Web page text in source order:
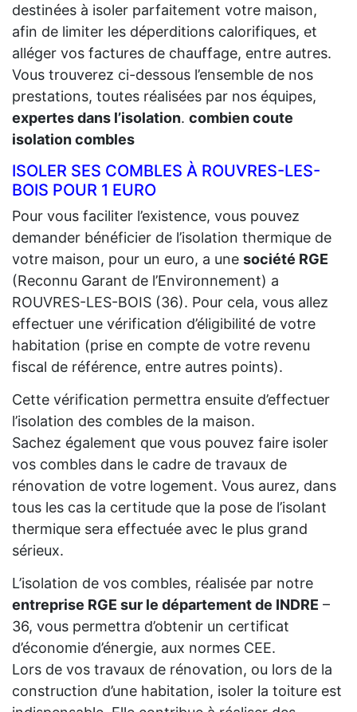
destinées à isoler parfaitement votre maison,
afin de limiter les déperditions calorifiques, et
alléger vos factures de chauffage, entre autres.
Vous trouverez ci-dessous l’ensemble de nos
prestations, toutes réalisées par nos équipes,
expertes dans l’isolation. combien coute
isolation combles
ISOLER SES COMBLES À ROUVRES-LES-
BOIS POUR 1 EURO
Pour vous faciliter l’existence, vous pouvez
demander bénéficier de l’isolation thermique de
votre maison, pour un euro, a une société RGE
(Reconnu Garant de l’Environnement) a
ROUVRES-LES-BOIS (36). Pour cela, vous allez
effectuer une vérification d’éligibilité de votre
habitation (prise en compte de votre revenu
fiscal de référence, entre autres points).
Cette vérification permettra ensuite d’effectuer
l’isolation des combles de la maison.
Sachez également que vous pouvez faire isoler
vos combles dans le cadre de travaux de
rénovation de votre logement. Vous aurez, dans
tous les cas la certitude que la pose de l’isolant
thermique sera effectuée avec le plus grand
sérieux.
L’isolation de vos combles, réalisée par notre
entreprise RGE sur le département de INDRE –
36, vous permettra d’obtenir un certificat
d’économie d’énergie, aux normes CEE.
Lors de vos travaux de rénovation, ou lors de la
construction d’une habitation, isoler la toiture est